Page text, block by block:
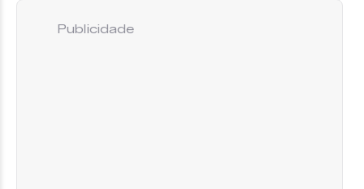
Publicidade